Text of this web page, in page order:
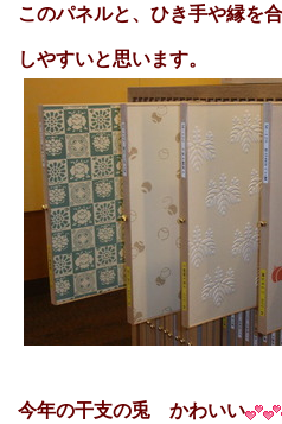
このパネルと、ひき手や縁を
しやすいと思います。
今年の干支の兎 かわいい